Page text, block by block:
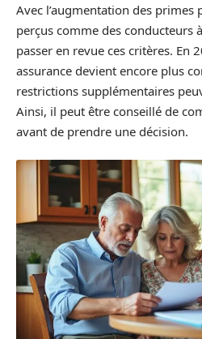
Avec l’augmentation des primes
perçus comme des conducteurs
passer en revue ces critères. En
assurance devient encore plus
restrictions supplémentaires
Ainsi, il peut être conseillé de
avant de prendre une décision.